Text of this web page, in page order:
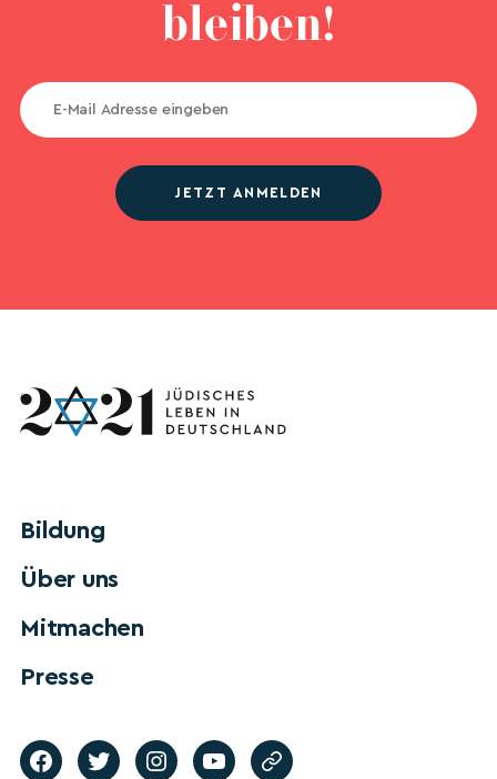
bleiben!
JETZT ANMELDEN
Bildung
Über uns
Mitmachen
Presse